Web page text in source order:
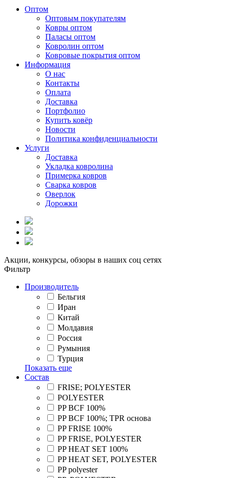
Оптом
Оптовым покупателям
Ковры оптом
Паласы оптом
Ковролин оптом
Ковровые покрытия оптом
Информация
О нас
Контакты
Оплата
Доставка
Портфолио
Купить ковёр
Новости
Политика конфиденциальности
Услуги
Доставка
Укладка ковролина
Примерка ковров
Сварка ковров
Оверлок
Дорожки
Акции, конкурсы, обзоры в наших соц сетях
Фильтр
Производитель
Бельгия
Иран
Китай
Молдавия
Россия
Румыния
Турция
Показать еще
Состав
FRISE; POLYESTER
POLYESTER
PP BCF 100%
PP BCF 100%; TPR основа
PP FRISE 100%
PP FRISE, POLYESTER
PP HEAT SET 100%
PP HEAT SET, POLYESTER
PP polyester